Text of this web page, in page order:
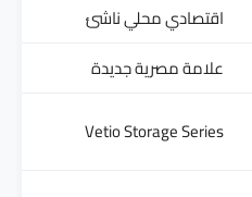
اقتصادي محلي ناشئ
علامة مصرية جديدة
Vetio Storage Series